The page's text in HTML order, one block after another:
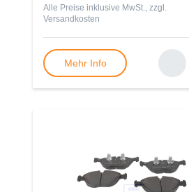
Alle Preise inklusive MwSt., zzgl.
Versandkosten
Mehr Info